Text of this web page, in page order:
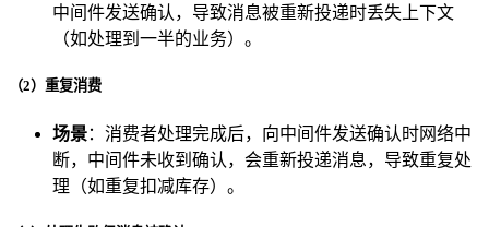
中间件发送确认，导致消息被重新投递时丢失上下文
（如处理到一半的业务）。
（2）重复消费
场景：消费者处理完成后，向中间件发送确认时网络中
断，中间件未收到确认，会重新投递消息，导致重复处
理（如重复扣减库存）。